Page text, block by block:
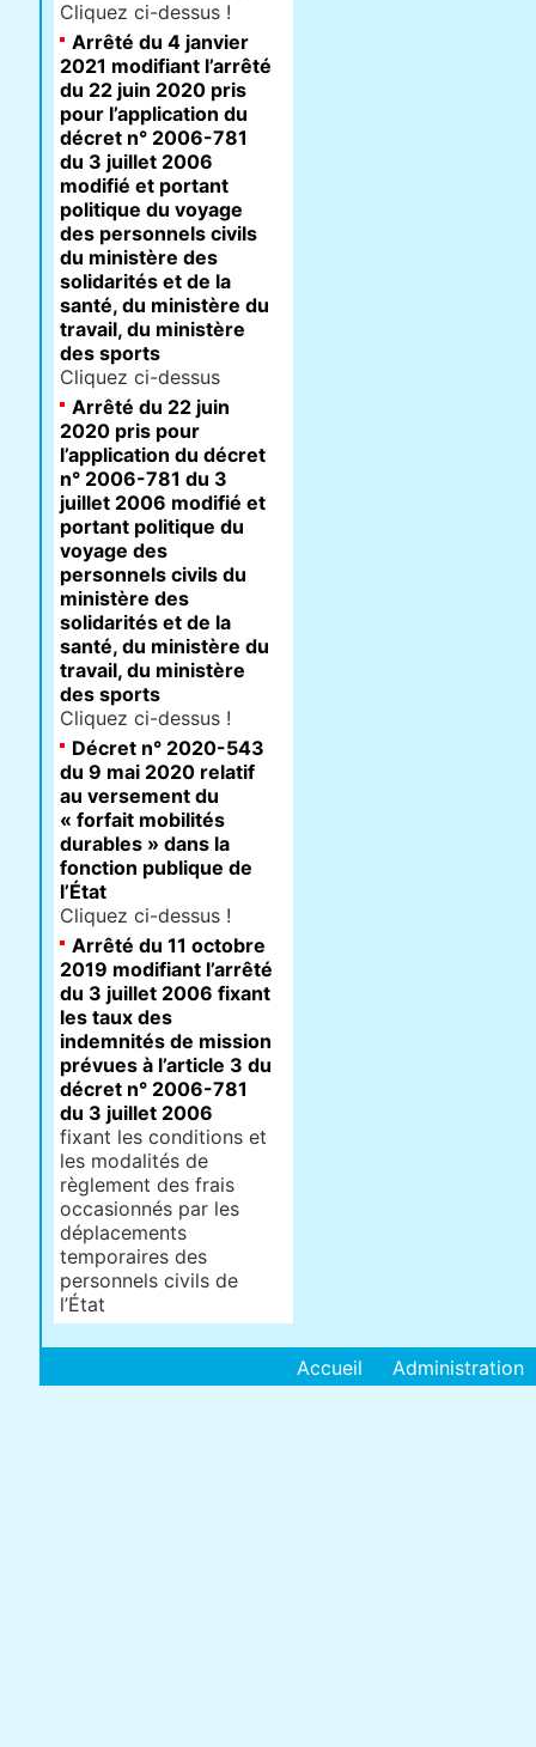
Cliquez ci-dessus !
Arrêté du 4 janvier
2021 modifiant l’arrêté
du 22 juin 2020 pris
pour l’application du
décret n° 2006-781
du 3 juillet 2006
modifié et portant
politique du voyage
des personnels civils
du ministère des
solidarités et de la
santé, du ministère du
travail, du ministère
des sports
Cliquez ci-dessus
Arrêté du 22 juin
2020 pris pour
l’application du décret
n° 2006-781 du 3
juillet 2006 modifié et
portant politique du
voyage des
personnels civils du
ministère des
solidarités et de la
santé, du ministère du
travail, du ministère
des sports
Cliquez ci-dessus !
Décret n° 2020-543
du 9 mai 2020 relatif
au versement du
« forfait mobilités
durables » dans la
fonction publique de
l’État
Cliquez ci-dessus !
Arrêté du 11 octobre
2019 modifiant l’arrêté
du 3 juillet 2006 fixant
les taux des
indemnités de mission
prévues à l’article 3 du
décret n° 2006-781
du 3 juillet 2006
fixant les conditions et
les modalités de
règlement des frais
occasionnés par les
déplacements
temporaires des
personnels civils de
l’État
Accueil Administration